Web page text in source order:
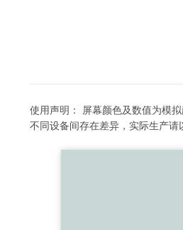
使用声明： 屏幕颜色及数值为模拟
不同设备间存在差异，实际生产请